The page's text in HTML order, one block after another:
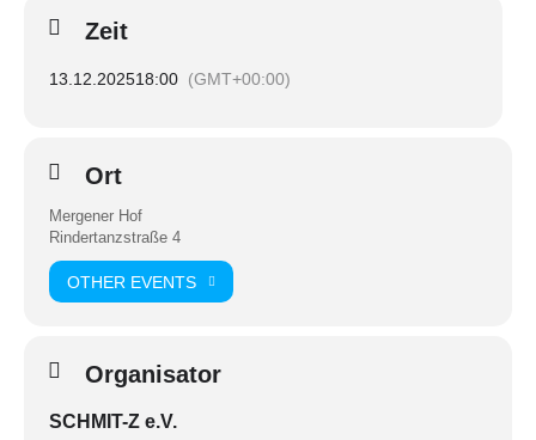
Weitere Infos folgen!
#WinterprideTrier #CSDTrier #QueerImWinter #LoveIsLove
#VielfaltFeiern
Zeit
13.12.202518:00 (GMT+00:00)
Ort
Mergener Hof
Rindertanzstraße 4
OTHER EVENTS
Organisator
SCHMIT-Z e.V.